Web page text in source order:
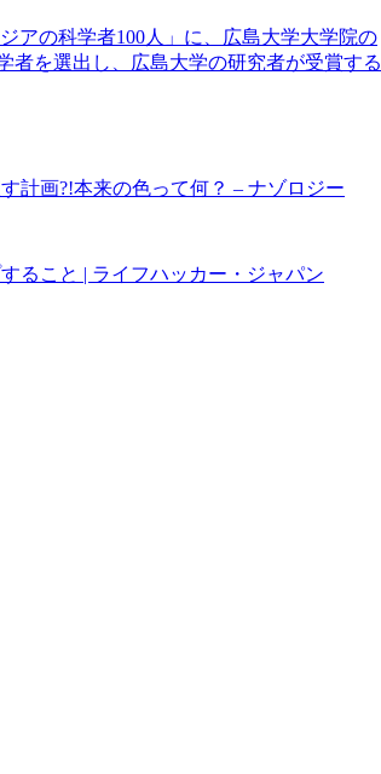
アの科学者100人」に、広島大学大学院の
者を選出し、広島大学の研究者が受賞する
計画?!本来の色って何？ – ナゾロジー
ること | ライフハッカー・ジャパン